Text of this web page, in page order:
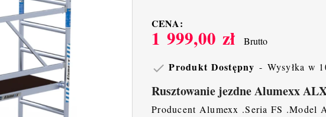
CENA:
1 999,00 zł Brutto
 Produkt Dostępny Wysyłka w
Rusztowanie jezdne Alumexx
Producent Alumexx .Seria FS .Model